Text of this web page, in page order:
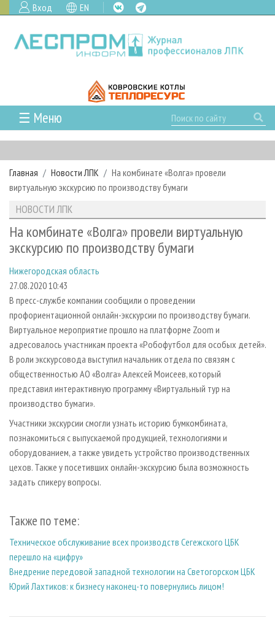
Вход EN
☰ Меню
ГЛАВНАЯ
РУБРИКИ И ТЕМЫ
РУБРИКИ ЖУРНАЛА
ЛЕСОЗАГОТОВКА
ЛЕСОПИЛЕНИЕ
СУШКА ДРЕВЕСИНЫ
ПРОИЗВОДСТВО ДРЕВЕСНЫХ ПЛИТ
ДЕРЕВЯННОЕ ДОМОСТРОЕНИЕ
ПРОИЗВОДСТВО МЕБЕЛИ
БИОЭНЕРГЕТИКА
ЦБП
ИНСТРУМЕНТ И МАТЕРИАЛЫ
НОВОСТИ
НОВОСТИ ЛПК
НОВОСТИ ЖУРНАЛА
ПРОЕКТЫ ЛПИ
АНАЛИТИКА
ПРЕДПРИЯТИЯ ЛПК
ПЕРСОНЫ
МОБИЛЬНЫЕ ВЫСТАВКИ
ОФИЦИАЛЬНЫЕ ДЕЛЕГАЦИИ
ПРИОРИТЕТНЫЕ ИНВЕСТПРОЕКТЫ
RUSSIAN FORESTRY REVIEW
ГАЗЕТА ЛЕСПРОМФОРУМ
БИБЛИОТЕКА СПЕЦИАЛИСТА
АРХИВ ЖУРНАЛОВ
О ЖУРНАЛЕ
КОНТАКТЫ
РЕКЛАМОДАТЕЛЯМ
РЕКЛАМА
РЕКЛАМА НА САЙТЕ
Главная Новости ЛПК
На комбинате «Волга» провели
виртуальную экскурсию по производству бумаги
НОВОСТИ ЛПК
На комбинате «Волга» провели виртуальную
экскурсию по производству бумаги
Нижегородская область
27.08.2020 10:43
В пресс-службе компании сообщили о проведении
профориентационной онлайн-экскурсии по производству бумаги.
Виртуальное мероприятие прошло на платформе Zoom и
адресовалось участникам проекта «Робофутбол для особых детей».
В роли экскурсовода выступил начальник отдела по связям с
общественностью АО «Волга» Алексей Моисеев, который
представил интерактивную программу «Виртуальный тур на
производство бумаги».
Участники экскурсии смогли узнать историю бумкомбината,
познакомиться с выпускаемой продукцией, технологиями и
оборудованием, а также увидеть устройство производственных
цехов. Также у посетивших онлайн-экскурсию была возможность
задать спикеру вопросы.
Также по теме:
Техническое обслуживание всех производств Сегежского ЦБК
перешло на «цифру»
Внедрение передовой западной технологии на Светогорском ЦБК
Юрий Лахтиков: к бизнесу наконец-то повернулись лицом!